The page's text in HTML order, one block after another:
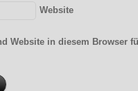
Website
Website in diesem Browser